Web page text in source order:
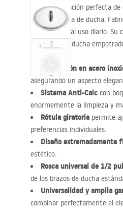
Es la combinación perfecta
cualquier zona de ducha.
y resistencia al uso diario.
conjuntos de ducha
Fabricación en acero
asegurando un aspecto
Sistema Anti-Calc con
enormemente la limpieza y
Rótula giratoria permite
preferencias individuales.
Diseño extremadamente
estético.
Rosca universal de 1/2
de los brazos de ducha
Universalidad y amplia
combinar perfectamente el